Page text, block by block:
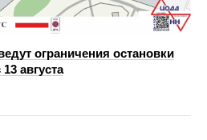
ограничения остановки
августа